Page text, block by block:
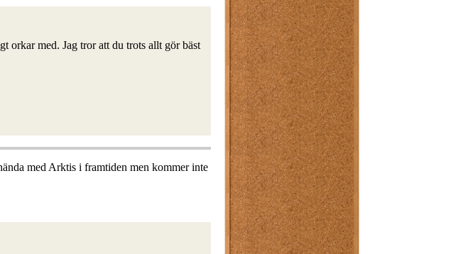
orkar med. Jag tror att du trots allt gör bäst
med Arktis i framtiden men kommer inte